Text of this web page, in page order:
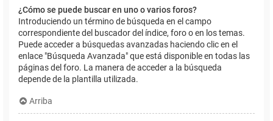
¿Cómo se puede buscar en uno o varios foros?
Introduciendo un término de búsqueda en el campo
correspondiente del buscador del índice, foro o en los temas.
Puede acceder a búsquedas avanzadas haciendo clic en el
enlace "Búsqueda Avanzada" que está disponible en todas las
páginas del foro. La manera de acceder a la búsqueda
depende de la plantilla utilizada.
Arriba